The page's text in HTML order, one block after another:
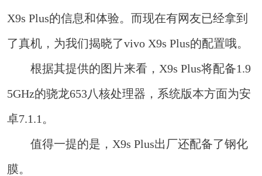
X9s Plus的信息和体验。而现在有网友已经拿到
了真机，为我们揭晓了vivo X9s Plus的配置哦。
根据其提供的图片来看，X9s Plus将配备1.9
5GHz的骁龙653八核处理器，系统版本方面为安
卓7.1.1。
值得一提的是，X9s Plus出厂还配备了钢化
膜。